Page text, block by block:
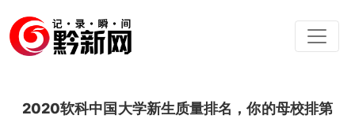
2020软科中国大学新生质量排名，你的母校排第